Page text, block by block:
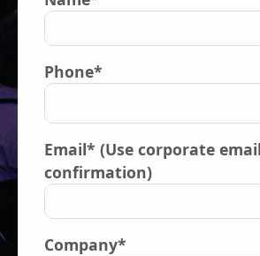
Phone*
Email* (Use corporate
confirmation)
Company*